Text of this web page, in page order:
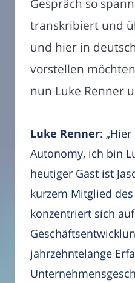
transkribiert und
und hier in
vorstellen
nun Luke Renner
Luke Renner:
Autonomy, ich bin
heutiger Gast ist
kurzem Mitglied
konzentriert sich
jahrzehntelange